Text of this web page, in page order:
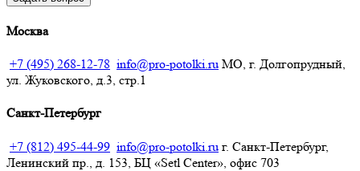
Москва
+7 (495) 268-12-78 info@pro-potolki.ru МО, г. Долгопрудный,
ул. Жуковского, д.3, стр.1
Санкт-Петербург
+7 (812) 495-44-99 info@pro-potolki.ru г. Санкт-Петербург,
Ленинский пр., д. 153, БЦ «Setl Center», офис 703